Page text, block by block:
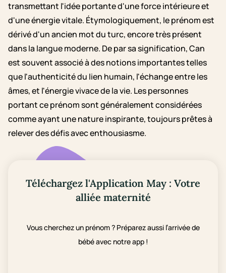
transmettant l'idée portante d'une force intérieure et
d'une énergie vitale. Étymologiquement, le prénom est
dérivé d'un ancien mot du turc, encore très présent
dans la langue moderne. De par sa signification, Can
est souvent associé à des notions importantes telles
que l'authenticité du lien humain, l'échange entre les
âmes, et l'énergie vivace de la vie. Les personnes
portant ce prénom sont généralement considérées
comme ayant une nature inspirante, toujours prêtes à
relever des défis avec enthousiasme.
Téléchargez l'Application May : Votre
alliée maternité
Vous cherchez un prénom ? Préparez aussi l’arrivée de
bébé avec notre app !